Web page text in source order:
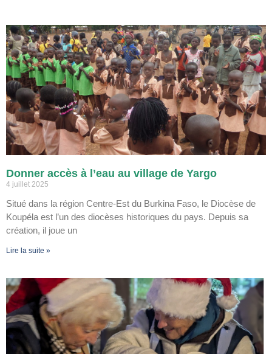
Donner accès à l’eau au village de Yargo
4 juillet 2025
Situé dans la région Centre-Est du Burkina Faso, le Diocèse de
Koupéla est l’un des diocèses historiques du pays. Depuis sa
création, il joue un
Lire la suite »